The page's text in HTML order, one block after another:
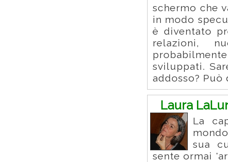
schermo che
in modo
è diventato
relazioni,
sviluppati.
addosso?
Laura
La
sua
sente ormai